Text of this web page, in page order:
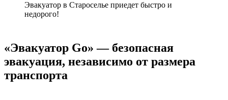
Эвакуатор в Староселье приедет быстро и
недорого!
«Эвакуатор Go» — безопасная
эвакуация, независимо от размера
транспорта